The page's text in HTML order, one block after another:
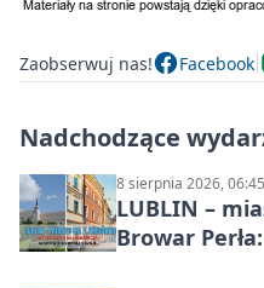
Zaobserwuj nas! Facebook
Nadchodzące
8 sierpnia 2026, 06:45
LUBLIN –
Browar